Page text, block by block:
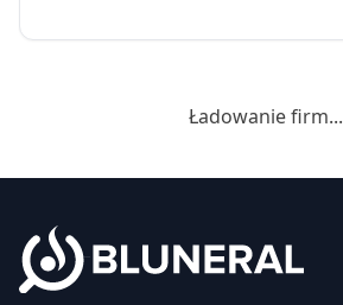
Ładowanie firm...